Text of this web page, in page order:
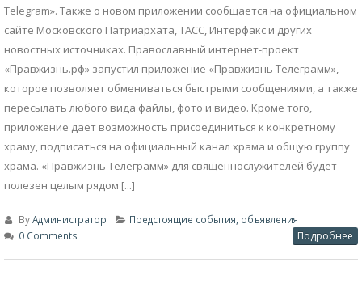
Telegram». Также о новом приложении сообщается на официальном
сайте Московского Патриархата, ТАСС, Интерфакс и других
новостных источниках. Православный интернет-проект
«Правжизнь.рф» запустил приложение «Правжизнь Телеграмм»,
которое позволяет обмениваться быстрыми сообщениями, а также
пересылать любого вида файлы, фото и видео. Кроме того,
приложение дает возможность присоединиться к конкретному
храму, подписаться на официальный канал храма и общую группу
храма. «Правжизнь Телеграмм» для священнослужителей будет
полезен целым рядом [...]
ByАдминистратор
Предстоящие события, объявления
0 Comments
Подробнее